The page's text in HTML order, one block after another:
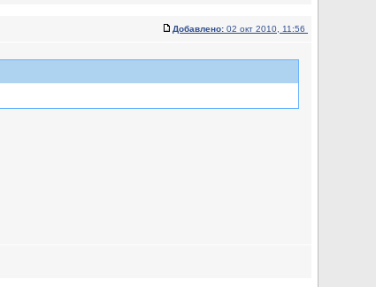
Добавлено: 02 окт 2010, 11:56